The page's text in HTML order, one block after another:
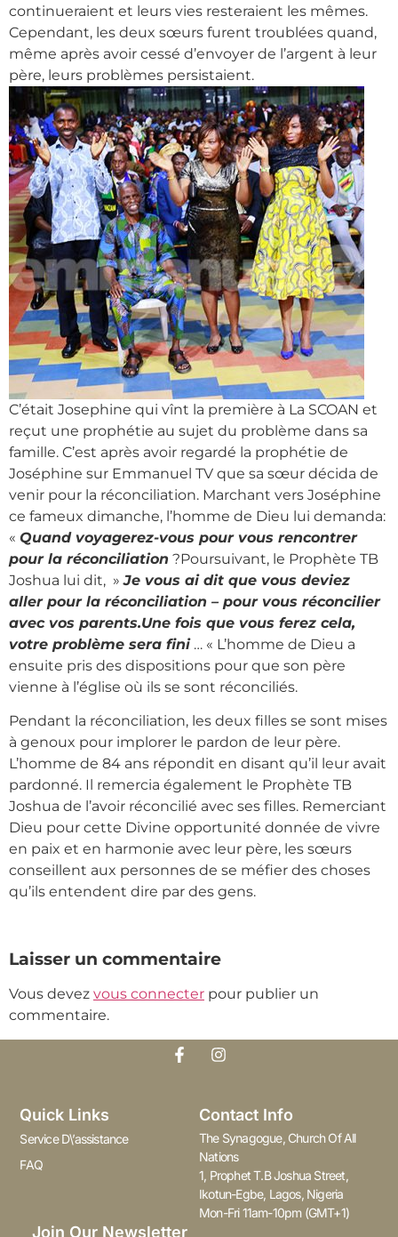
continueraient et leurs vies resteraient les mêmes.
Cependant, les deux sœurs furent troublées quand,
même après avoir cessé d’envoyer de l’argent à leur
père, leurs problèmes persistaient.
C’était Josephine qui vînt la première à La SCOAN et
reçut une prophétie au sujet du problème dans sa
famille. C’est après avoir regardé la prophétie de
Joséphine sur Emmanuel TV que sa sœur décida de
venir pour la réconciliation. Marchant vers Joséphine
ce fameux dimanche, l’homme de Dieu lui demanda:
« Quand voyagerez-vous pour vous rencontrer
pour la réconciliation ?Poursuivant, le Prophète TB
Joshua lui dit, »Je vous ai dit que vous deviez
aller pour la réconciliation – pour vous réconcilier
avec vos parents.Une fois que vous ferez cela,
votre problème sera fini… « L’homme de Dieu a
ensuite pris des dispositions pour que son père
vienne à l’église où ils se sont réconciliés.
Pendant la réconciliation, les deux filles se sont mises
à genoux pour implorer le pardon de leur père.
L’homme de 84 ans répondit en disant qu’il leur avait
pardonné. Il remercia également le Prophète TB
Joshua de l’avoir réconcilié avec ses filles. Remerciant
Dieu pour cette Divine opportunité donnée de vivre
en paix et en harmonie avec leur père, les sœurs
conseillent aux personnes de se méfier des choses
qu’ils entendent dire par des gens.
Laisser un commentaire
Vous devez vous connecter pour publier un
commentaire.
Quick Links
Service D\’assistance
FAQ
Contact Info
The Synagogue, Church Of All
Nations
1, Prophet T.B Joshua Street,
Ikotun-Egbe, Lagos, Nigeria
Mon-Fri 11am-10pm (GMT+1)
Join Our Newsletter